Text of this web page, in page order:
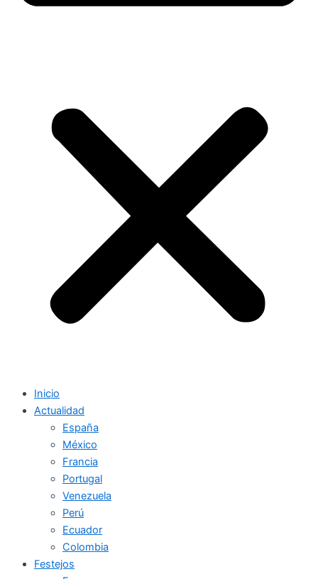
Inicio
Actualidad
España
México
Francia
Portugal
Venezuela
Perú
Ecuador
Colombia
Festejos